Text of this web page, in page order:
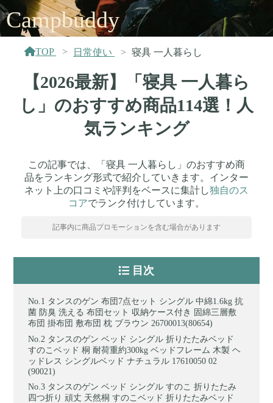
Campbuddy
TOP 日常使い 寝具 一人暮らし
【2026最新】「寝具 一人暮ら
し」のおすすめ商品114選！人
気ランキング
この記事では、「寝具 一人暮らし」のおすすめ商
品をランキング形式で紹介していきます。インター
ネット上の口コミや評判をベースに集計し独自のス
コアでランク付けしています。
記事内に商品プロモーションを含む場合があります
目次
タンスのゲン 布団7点セット シングル 中綿1.6kg 抗
菌 防臭 洗える 布団セット 収納ケース付き 固綿三層敷
布団 掛布団 敷布団 枕 ブラウン 26700013(80654)
タンスのゲン ベッド シングル 折りたたみベッド
すのこベッド 桐 耐荷重約300kg ベッドフレーム 木製 ヘ
ッドレス シングルベッド ナチュラル 17610050 02
(90021)
タンスのゲン ベッド シングル すのこ 折りたたみ
四つ折り 頑丈 天然桐 すのこベッド 折りたたみベッド